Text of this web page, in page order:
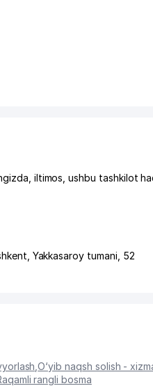
iltimos, ushbu tashkilot
Yakkasaroy tumani , 52
,O‘yib naqsh solish -
rangli bosma